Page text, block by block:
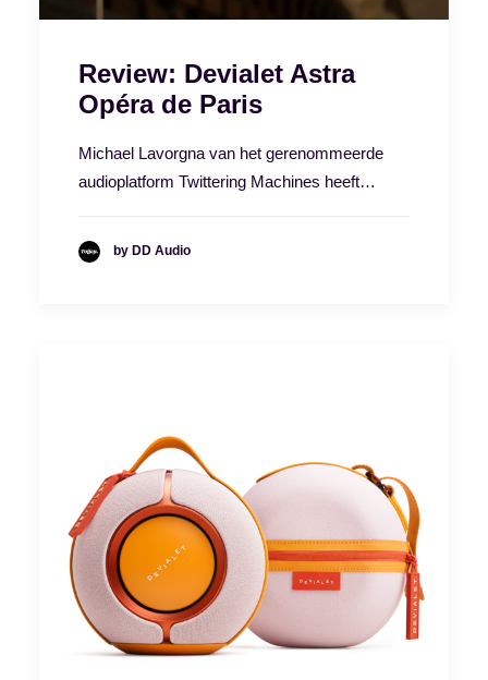
Review: Devialet Astra
Opéra de Paris
Michael Lavorgna van het gerenommeerde
audioplatform Twittering Machines heeft…
by DD Audio